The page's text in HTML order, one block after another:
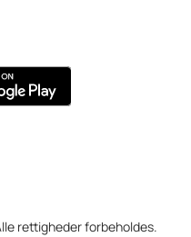
rettigheder forbeholdes.